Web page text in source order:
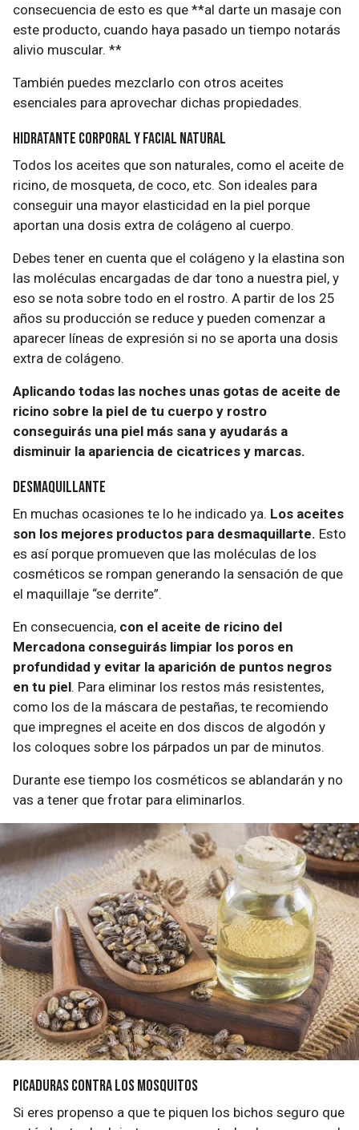
consecuencia de esto es que **al darte un masaje con
este producto, cuando haya pasado un tiempo notarás
alivio muscular. **
También puedes mezclarlo con otros aceites
esenciales para aprovechar dichas propiedades.
Hidratante corporal y facial natural
Todos los aceites que son naturales, como el aceite de
ricino, de mosqueta, de coco, etc. Son ideales para
conseguir una mayor elasticidad en la piel porque
aportan una dosis extra de colágeno al cuerpo.
Debes tener en cuenta que el colágeno y la elastina son
las moléculas encargadas de dar tono a nuestra piel, y
eso se nota sobre todo en el rostro. A partir de los 25
años su producción se reduce y pueden comenzar a
aparecer líneas de expresión si no se aporta una dosis
extra de colágeno.
Aplicando todas las noches unas gotas de aceite de
ricino sobre la piel de tu cuerpo y rostro
conseguirás una piel más sana y ayudarás a
disminuir la apariencia de cicatrices y marcas.
Desmaquillante
En muchas ocasiones te lo he indicado ya. Los aceites
son los mejores productos para desmaquillarte. Esto
es así porque promueven que las moléculas de los
cosméticos se rompan generando la sensación de que
el maquillaje “se derrite”.
En consecuencia, con el aceite de ricino del
Mercadona conseguirás limpiar los poros en
profundidad y evitar la aparición de puntos negros
en tu piel. Para eliminar los restos más resistentes,
como los de la máscara de pestañas, te recomiendo
que impregnes el aceite en dos discos de algodón y
los coloques sobre los párpados un par de minutos.
Durante ese tiempo los cosméticos se ablandarán y no
vas a tener que frotar para eliminarlos.
Picaduras contra los mosquitos
Si eres propenso a que te piquen los bichos seguro que